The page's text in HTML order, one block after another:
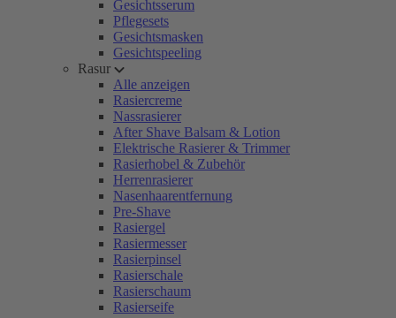
Gesichtsserum
Pflegesets
Gesichtsmasken
Gesichtspeeling
Rasur
Alle anzeigen
Rasiercreme
Nassrasierer
After Shave Balsam & Lotion
Elektrische Rasierer & Trimmer
Rasierhobel & Zubehör
Herrenrasierer
Nasenhaarentfernung
Pre-Shave
Rasiergel
Rasiermesser
Rasierpinsel
Rasierschale
Rasierschaum
Rasierseife